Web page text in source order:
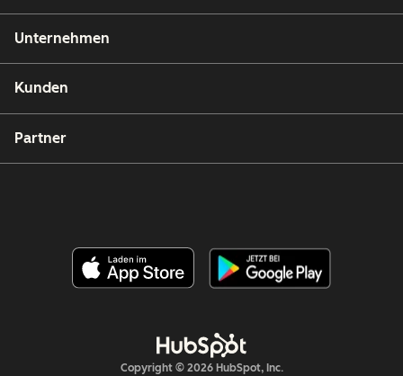
Unternehmen
Kunden
Partner
Copyright © 2026 HubSpot, Inc.